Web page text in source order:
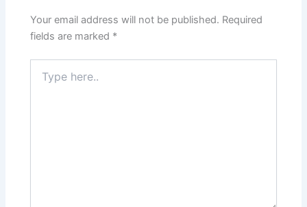
Your email address will not be published. Required
fields are marked *
here..